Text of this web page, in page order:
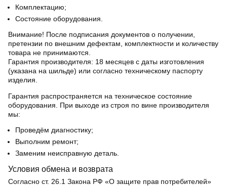
Комплектацию;
Состояние оборудования.
Внимание! После подписания документов о получении,
претензии по внешним дефектам, комплектности и количеству
товара не принимаются.
Гарантия производителя: 18 месяцев с даты изготовления
(указана на шильде) или согласно техническому паспорту
изделия.
Гарантия распространяется на техническое состояние
оборудования. При выходе из строя по вине производителя
мы:
Проведём диагностику;
Выполним ремонт;
Заменим неисправную деталь.
Условия обмена и возврата
Согласно ст. 26.1 Закона РФ «О защите прав потребителей»